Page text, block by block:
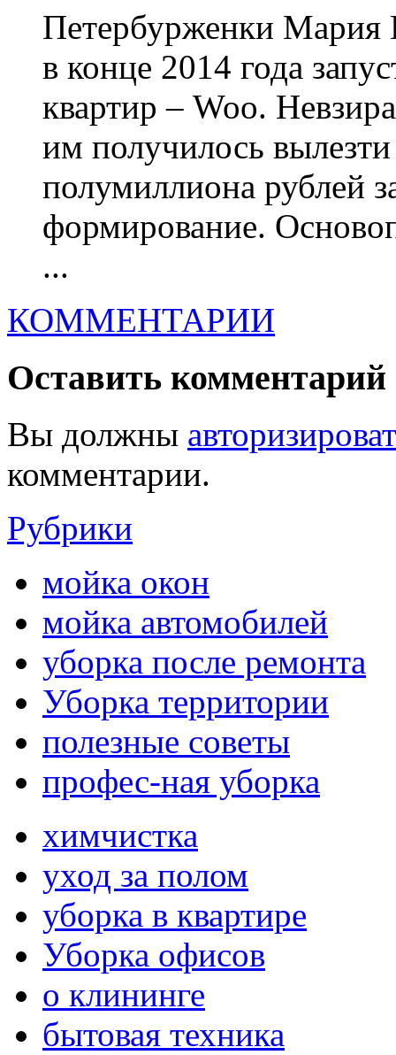
Петербурженки Мария
в конце 2014 года
квартир – Woo.
им получилось
полумиллиона рублей
формирование.
...
КОММЕНТАРИИ
Оставить комментарий
Вы должны
комментарии.
Рубрики
мойка окон
мойка автомобилей
уборка после ремонта
Уборка территории
полезные советы
профес-ная уборка
химчистка
уход за полом
уборка в квартире
Уборка офисов
о клининге
бытовая техника